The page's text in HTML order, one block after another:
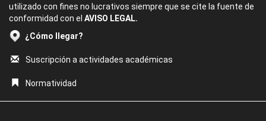
utilizado con fines no lucrativos siempre que se cite la fuente de
conformidad con el AVISO LEGAL.
¿Cómo llegar?
Suscripción a actividades académicas
Normatividad